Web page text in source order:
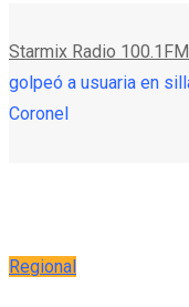
Starmix Radio 100.1FM
golpeó a usuaria en
Coronel
Regional